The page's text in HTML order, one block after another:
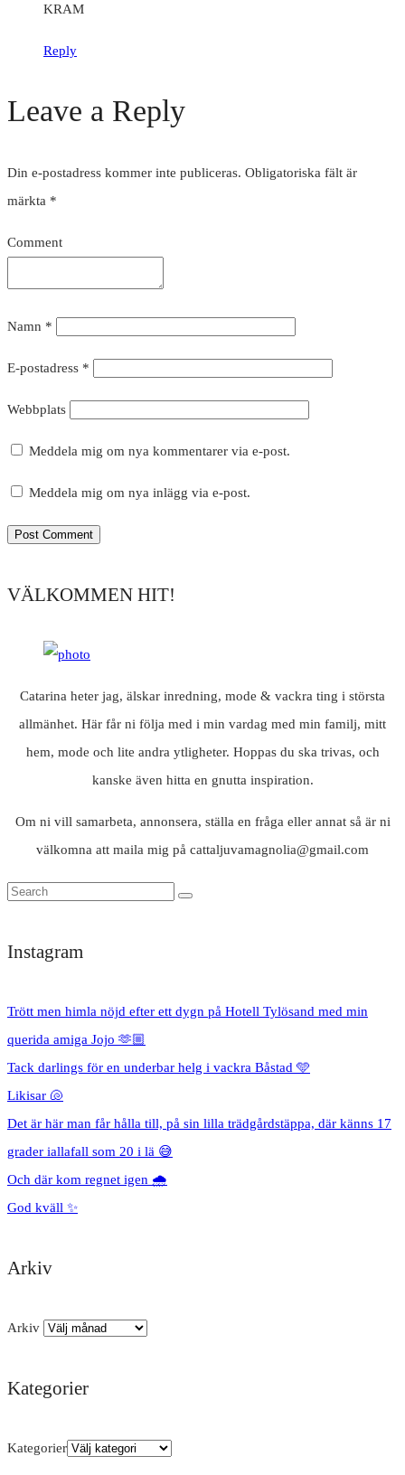
KRAM
Reply
Leave a Reply
Din e-postadress kommer inte publiceras. Obligatoriska fält är
märkta *
Comment
Namn *
E-postadress *
Webbplats
Meddela mig om nya kommentarer via e-post.
Meddela mig om nya inlägg via e-post.
VÄLKOMMEN HIT!
Catarina heter jag, älskar inredning, mode & vackra ting i största
allmänhet. Här får ni följa med i min vardag med min familj, mitt
hem, mode och lite andra ytligheter. Hoppas du ska trivas, och
kanske även hitta en gnutta inspiration.
Om ni vill samarbeta, annonsera, ställa en fråga eller annat så är ni
välkomna att maila mig på cattaljuvamagnolia@gmail.com
Instagram
Trött men himla nöjd efter ett dygn på Hotell Tylösand med min
querida amiga Jojo 🫶🏼
Tack darlings för en underbar helg i vackra Båstad 🩵
Likisar 🐚
Det är här man får hålla till, på sin lilla trädgårdstäppa, där känns 17
grader iallafall som 20 i lä 😅
Och där kom regnet igen 🌧️
God kväll ✨
Arkiv
Arkiv
Kategorier
Kategorier